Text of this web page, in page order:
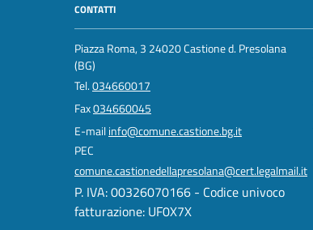
CONTATTI
Piazza Roma, 3 24020 Castione d. Presolana
(BG)
Tel.034660017
Fax034660045
E-mailinfo@comune.castione.bg.it
PEC
comune.castionedellapresolana@cert.legalmail.it
P. IVA: 00326070166 - Codice univoco
fatturazione: UF0X7X